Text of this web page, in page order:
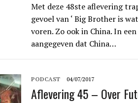
Met deze 48ste aflevering
gevoel van ‘ Big Brother is
voren. Zo ook in China. In
aangegeven dat China…
PODCAST 04/07/2017
Aflevering 45 – Over